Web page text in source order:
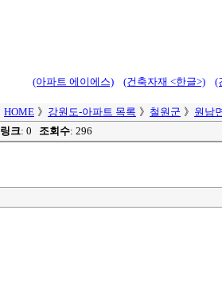
(아파트 에이에스) (건축자재 <한글>) (
HOME 》 강원도-아파트 목록 》 철원군 》 원남
링크: 0 조회수: 296